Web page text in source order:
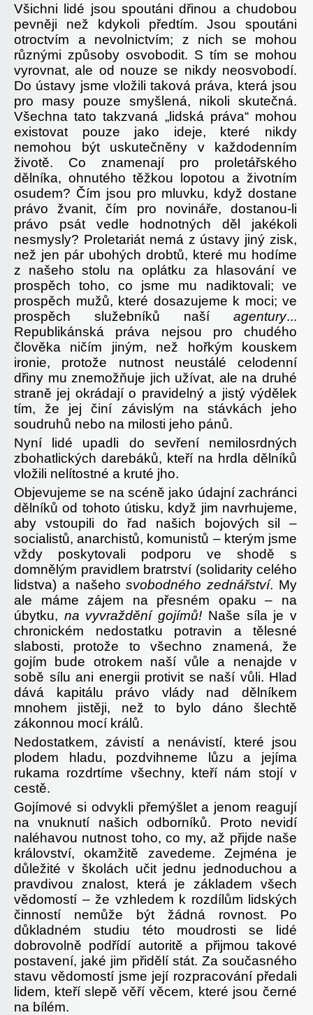
Všichni lidé jsou spoutáni dřinou a chudobou
pevněji než kdykoli předtím. Jsou spoutáni
otroctvím a nevolnictvím; z nich se mohou
různými způsoby osvobodit. S tím se mohou
vyrovnat, ale od nouze se nikdy neosvobodí.
Do ústavy jsme vložili taková práva, která jsou
pro masy pouze smyšlená, nikoli skutečná.
Všechna tato takzvaná „lidská práva“ mohou
existovat pouze jako ideje, které nikdy
nemohou být uskutečněny v každodenním
životě. Co znamenají pro proletářského
dělníka, ohnutého těžkou lopotou a životním
osudem? Čím jsou pro mluvku, když dostane
právo žvanit, čím pro novináře, dostanou-li
právo psát vedle hodnotných děl jakékoli
nesmysly? Proletariát nemá z ústavy jiný zisk,
než jen pár ubohých drobtů, které mu hodíme
z našeho stolu na oplátku za hlasování ve
prospěch toho, co jsme mu nadiktovali; ve
prospěch mužů, které dosazujeme k moci; ve
prospěch služebníků naší agentury...
Republikánská práva nejsou pro chudého
člověka ničím jiným, než hořkým kouskem
ironie, protože nutnost neustálé celodenní
dřiny mu znemožňuje jich užívat, ale na druhé
straně jej okrádají o pravidelný a jistý výdělek
tím, že jej činí závislým na stávkách jeho
soudruhů nebo na milosti jeho pánů.
Nyní lidé upadli do sevření nemilosrdných
zbohatlických darebáků, kteří na hrdla dělníků
vložili nelítostné a kruté jho.
Objevujeme se na scéně jako údajní zachránci
dělníků od tohoto útisku, když jim navrhujeme,
aby vstoupili do řad našich bojových sil –
socialistů, anarchistů, komunistů – kterým jsme
vždy poskytovali podporu ve shodě s
domnělým pravidlem bratrství (solidarity celého
lidstva) a našehosvobodného zednářství. My
ale máme zájem na přesném opaku – na
úbytku, na vyvraždění gojímů! Naše síla je v
chronickém nedostatku potravin a tělesné
slabosti, protože to všechno znamená, že
gojím bude otrokem naší vůle a nenajde v
sobě sílu ani energii protivit se naší vůli. Hlad
dává kapitálu právo vlády nad dělníkem
mnohem jistěji, než to bylo dáno šlechtě
zákonnou mocí králů.
Nedostatkem, závistí a nenávistí, které jsou
plodem hladu, pozdvihneme lůzu a jejíma
rukama rozdrtíme všechny, kteří nám stojí v
cestě.
Gojímové si odvykli přemýšlet a jenom reagují
na vnuknutí našich odborníků. Proto nevidí
naléhavou nutnost toho, co my, až přijde naše
království, okamžitě zavedeme. Zejména je
důležité v školách učit jednu jednoduchou a
pravdivou znalost, která je základem všech
vědomostí – že vzhledem k rozdílům lidských
činností nemůže být žádná rovnost. Po
důkladném studiu této moudrosti se lidé
dobrovolně podřídí autoritě a přijmou takové
postavení, jaké jim přidělí stát. Za současného
stavu vědomostí jsme její rozpracování předali
lidem, kteří slepě věří věcem, které jsou černé
na bílém.